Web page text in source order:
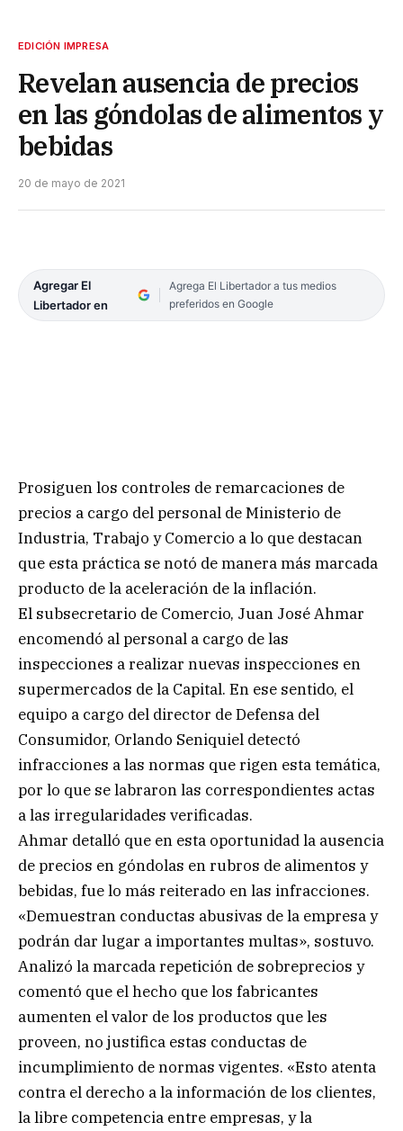
EDICIÓN IMPRESA
Revelan ausencia de precios
en las góndolas de alimentos y
bebidas
20 de mayo de 2021
Agregar El
Libertador en
Agrega El Libertador a tus medios
preferidos en Google
Prosiguen los controles de remarcaciones de
precios a cargo del personal de Ministerio de
Industria, Trabajo y Comercio a lo que destacan
que esta práctica se notó de manera más marcada
producto de la aceleración de la inflación.
El subsecretario de Comercio, Juan José Ahmar
encomendó al personal a cargo de las
inspecciones a realizar nuevas inspecciones en
supermercados de la Capital. En ese sentido, el
equipo a cargo del director de Defensa del
Consumidor, Orlando Seniquiel detectó
infracciones a las normas que rigen esta temática,
por lo que se labraron las correspondientes actas
a las irregularidades verificadas.
Ahmar detalló que en esta oportunidad la ausencia
de precios en góndolas en rubros de alimentos y
bebidas, fue lo más reiterado en las infracciones.
«Demuestran conductas abusivas de la empresa y
podrán dar lugar a importantes multas», sostuvo.
Analizó la marcada repetición de sobreprecios y
comentó que el hecho que los fabricantes
aumenten el valor de los productos que les
proveen, no justifica estas conductas de
incumplimiento de normas vigentes. «Esto atenta
contra el derecho a la información de los clientes,
la libre competencia entre empresas, y la